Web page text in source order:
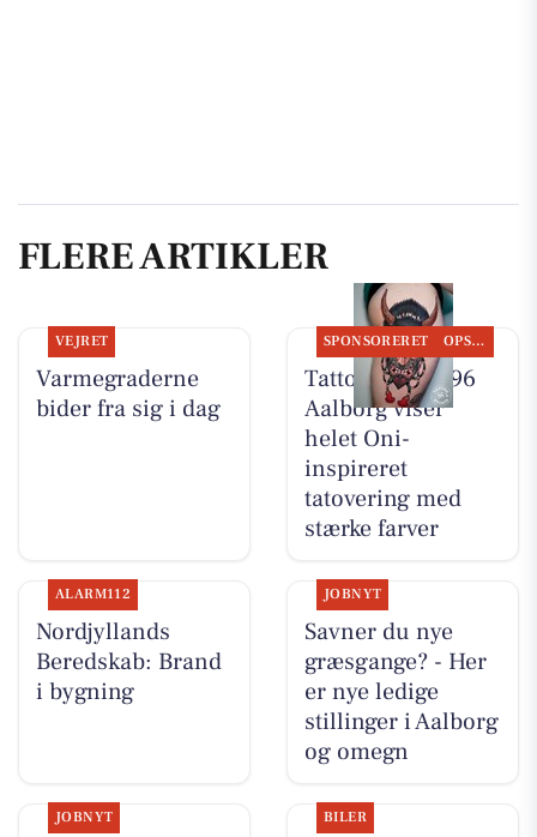
FLERE ARTIKLER
VEJRET
Varmegraderne
bider fra sig i dag
SPONSORERET OPSLAGSTAVLEN
Tattoo Studio 96
Aalborg viser
helet Oni-
inspireret
tatovering med
stærke farver
ALARM112
Nordjyllands
Beredskab: Brand
i bygning
JOBNYT
Savner du nye
græsgange? - Her
er nye ledige
stillinger i Aalborg
og omegn
JOBNYT BILER